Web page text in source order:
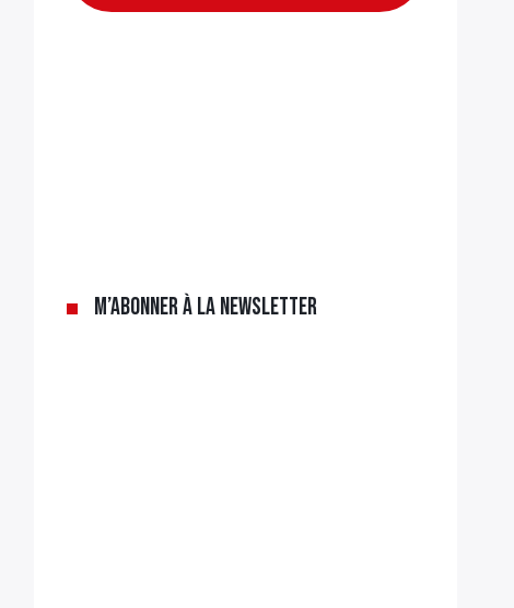
M’abonner à la newsletter